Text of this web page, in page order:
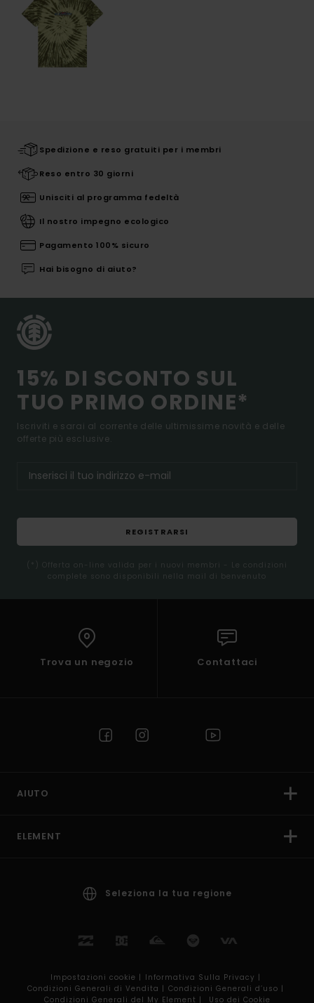
Spedizione e reso gratuiti per i membri
Reso entro 30 giorni
Unisciti al programma fedeltà
Il nostro impegno ecologico
Pagamento 100% sicuro
Hai bisogno di aiuto?
15% DI SCONTO SUL
TUO PRIMO ORDINE*
Iscriviti e sarai al corrente delle ultimissime novità e delle
offerte più esclusive.
REGISTRARSI
(*) Offerta on-line valida per i nuovi membri - Le condizioni
complete sono disponibili nella mail di benvenuto
Trova un negozio Contattaci
AIUTO
ELEMENT
Seleziona la tua regione
Impostazioni cookie | Informativa Sulla Privacy |
Condizioni Generali di Vendita | Condizioni Generali d’uso |
Condizioni Generali del My Element |
Uso dei Cookie